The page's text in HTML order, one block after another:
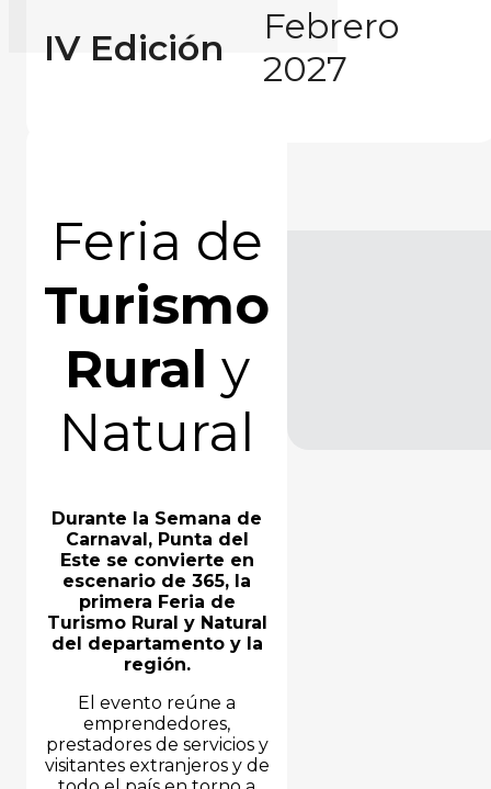
IV Edición
Febrero
2027
Feria de
Turismo
Rural y
Natural
Durante la Semana de
Carnaval, Punta del
Este se convierte en
escenario de 365, la
primera Feria de
Turismo Rural y Natural
del departamento y la
región.
El evento reúne a
emprendedores,
prestadores de servicios y
visitantes extranjeros y de